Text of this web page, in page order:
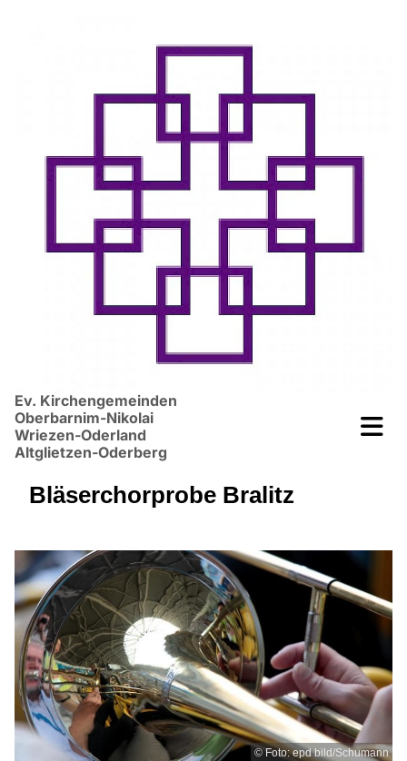
Ev. Kirchengemeinden
Oberbarnim-Nikolai
Wriezen-Oderland
Altglietzen-Oderberg
Bläserchorprobe Bralitz
© Foto: epd bild/Schumann